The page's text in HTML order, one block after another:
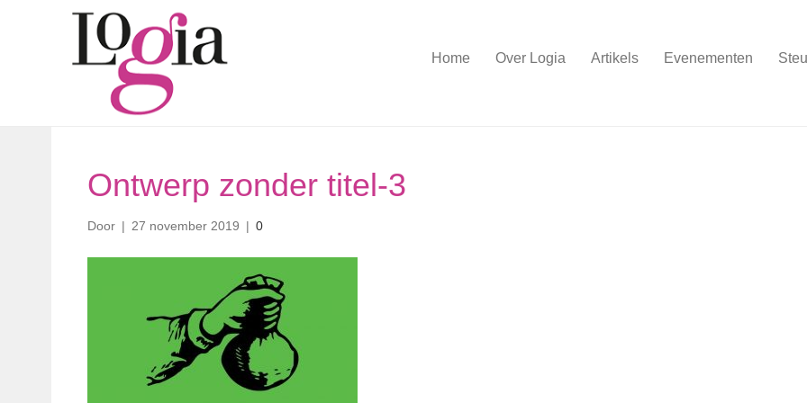
Home Over Logia Artikels Evenementen
Ontwerp zonder titel-3
Door | 27 november 2019 | 0